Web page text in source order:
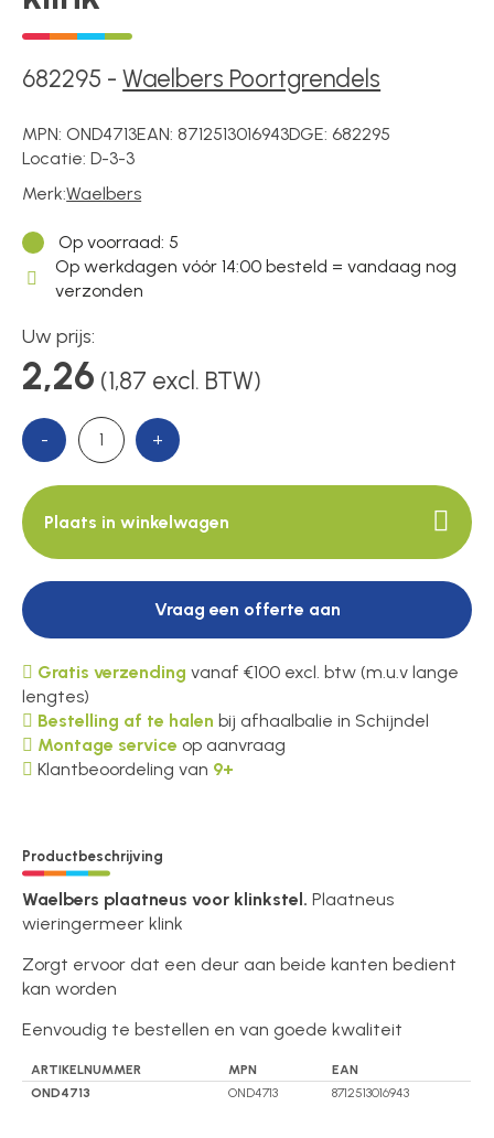
Toegangsverlening
Voedingen
Over ons
Contact
682295 -Waelbers Poortgrendels
MPN:OND4713EAN:8712513016943DGE: 682295
Locatie:D-3-3
Merk:Waelbers
Op voorraad: 5
Op werkdagen vóór 14:00 besteld = vandaag nog
verzonden
Uw prijs:
2,26 (1,87 excl. BTW)
- +
Plaats in winkelwagen
Vraag een offerte aan
Gratis verzending vanaf €100 excl. btw (m.u.v lange
lengtes)
Bestelling af te halen bij afhaalbalie in Schijndel
Montage service op aanvraag
Klantbeoordeling van 9+
Productbeschrijving
Waelbers plaatneus voor klinkstel. Plaatneus
wieringermeer klink
Zorgt ervoor dat een deur aan beide kanten bedient
kan worden
Eenvoudig te bestellen en van goede kwaliteit
ARTIKELNUMMER MPN
EAN
OND4713
OND4713 8712513016943